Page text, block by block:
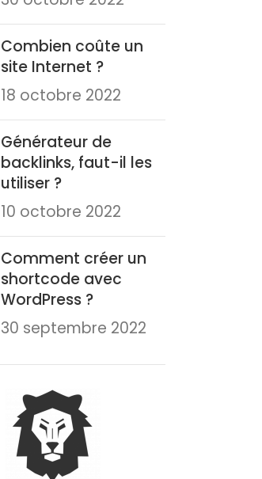
Combien coûte un
site Internet ?
18 octobre 2022
Générateur de
backlinks, faut-il les
utiliser ?
10 octobre 2022
Comment créer un
shortcode avec
WordPress ?
30 septembre 2022